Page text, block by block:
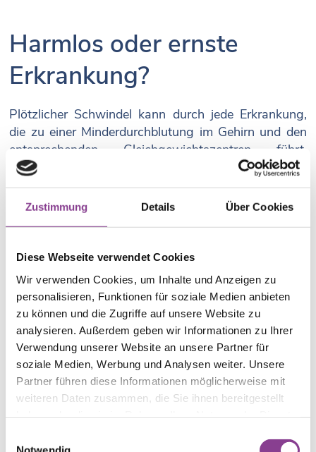
Zustimmung Details Über Cookies
Diese Webseite verwendet Cookies
Wir verwenden Cookies, um Inhalte und Anzeigen zu
personalisieren, Funktionen für soziale Medien anbieten
zu können und die Zugriffe auf unsere Website zu
analysieren. Außerdem geben wir Informationen zu Ihrer
Verwendung unserer Website an unsere Partner für
soziale Medien, Werbung und Analysen weiter. Unsere
Partner führen diese Informationen möglicherweise mit
weiteren Daten zusammen, die Sie ihnen bereitgestellt
Harmlos oder ernste
Erkrankung?
Plötzlicher Schwindel kann durch jede Erkrankung,
die zu einer Minderdurchblutung im Gehirn und den
entsprechenden Gleichgewichtszentren führt,
ausgelöst werden. Dazu gehören
Herzrhythmusstörungen, Blutdruckentgleisungen,
Herzschwäche, Kreislaufschwäche und
und Schwarzwerden vor den Augen ist vereinzelt
schwer von einer Schwindelsymptomatik zu
unterscheiden. Das Ohnmachtsgefühl ist häufig
durch eine (eher harmlose) Fehlregulation des
Blutkreislaufs verursacht, wie sie z. B. bei einem
Blutdruckabfall nach schnellem Aufstehen auftritt.
Es kann aber auch eine ernste Herz-Kreislauf-
Erkrankung dahinterstehen. Ohnmachtsanfälle
sollten genau, wie sich wiederholende
Schwindelanfälle, immer internistisch abgeklärt